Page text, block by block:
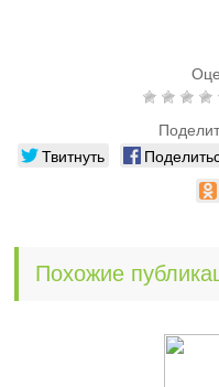
Твитнуть
Похожие